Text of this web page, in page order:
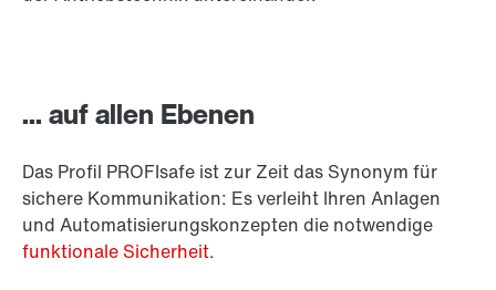
... auf allen Ebenen
Das Profil PROFIsafe ist zur Zeit das Synonym für
sichere Kommunikation: Es verleiht Ihren Anlagen
und Automatisierungskonzepten die notwendige
funktionale Sicherheit.